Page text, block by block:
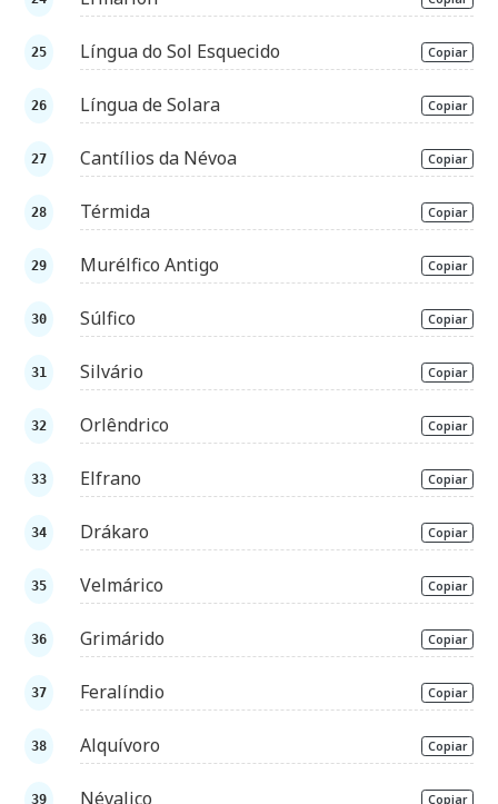
Língua do Sol Esquecido Copiar
Língua de Solara Copiar
Cantílios da Névoa Copiar
Térmida Copiar
Murélfico Antigo Copiar
Súlfico Copiar
Silvário Copiar
Orlêndrico Copiar
Elfrano Copiar
Drákaro Copiar
Velmárico Copiar
Grimárido Copiar
Feralíndio Copiar
Alquívoro Copiar
Névalico Copiar